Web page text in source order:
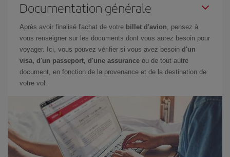
Documentation générale
Après avoir finalisé l'achat de votre billet d'avion, pensez à
vous renseigner sur les documents dont vous aurez besoin pour
voyager. Ici, vous pouvez vérifier si vous avez besoin d'un
visa, d'un passeport, d'une assurance ou de tout autre
document, en fonction de la provenance et de la destination de
votre vol.